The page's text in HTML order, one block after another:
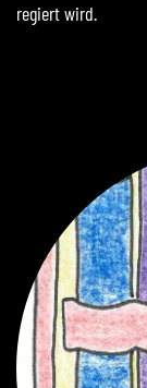
regiert wird.